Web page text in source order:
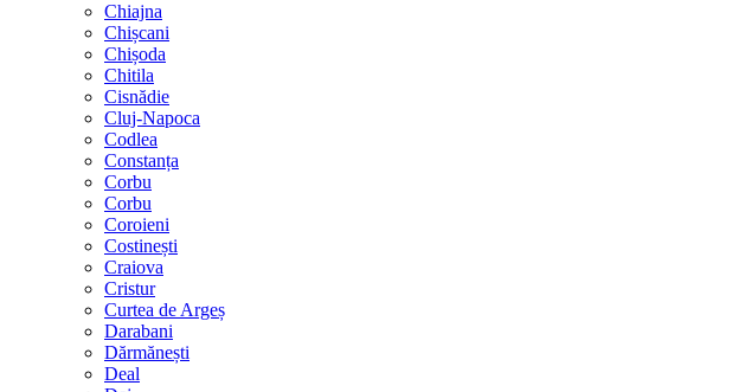
Chiajna
Chișcani
Chișoda
Chitila
Cisnădie
Cluj-Napoca
Codlea
Constanța
Corbu
Corbu
Coroieni
Costinești
Craiova
Cristur
Curtea de Argeș
Darabani
Dărmănești
Deal